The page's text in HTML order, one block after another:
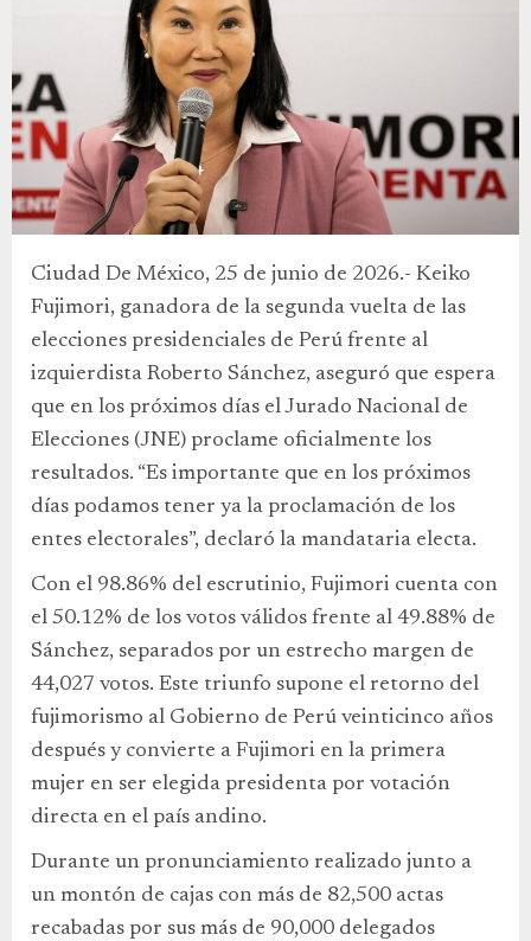
Ciudad De México, 25 de junio de 2026.- Keiko
Fujimori, ganadora de la segunda vuelta de las
elecciones presidenciales de Perú frente al
izquierdista Roberto Sánchez, aseguró que espera
que en los próximos días el Jurado Nacional de
Elecciones (JNE) proclame oficialmente los
resultados. “Es importante que en los próximos
días podamos tener ya la proclamación de los
entes electorales”, declaró la mandataria electa.
Con el 98.86% del escrutinio, Fujimori cuenta con
el 50.12% de los votos válidos frente al 49.88% de
Sánchez, separados por un estrecho margen de
44,027 votos. Este triunfo supone el retorno del
fujimorismo al Gobierno de Perú veinticinco años
después y convierte a Fujimori en la primera
mujer en ser elegida presidenta por votación
directa en el país andino.
Durante un pronunciamiento realizado junto a
un montón de cajas con más de 82,500 actas
recabadas por sus más de 90,000 delegados